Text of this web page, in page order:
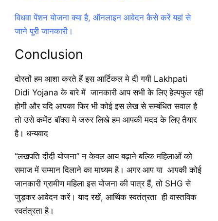
विधवा पेंशन योजना क्या है, ऑनलाइन आवेदन कैसे करें यहां से
जाने पूरी जानकारी।
Conclusion
दोस्तों हम आशा करते हैं इस आर्टिकल मे दी गयी Lakhpati
Didi Yojana के बारे में जानकारी आप सभी के लिए हेल्पफुल रही
होगी और यदि आपका फिर भी कोई इस लेख से सम्बंधित सवाल है
तो उसे कमेंट बॉक्स मे जरुर लिखे हम आपकी मदद के लिए तैयार
है। धन्यवाद
“लखपति दीदी योजना” न केवल आय बढ़ाने बल्कि महिलाओं को
समाज में सम्मान दिलाने का माध्यम है। अगर आप या आपकी कोई
जानकारी ग्रामीण महिला इस योजना की पात्र हैं, तो SHG से
जुड़कर आवेदन करें। याद रखें, आर्थिक स्वतंत्रता ही वास्तविक
स्वतंत्रता है।